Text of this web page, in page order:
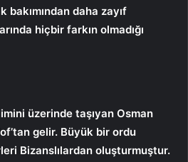
bakımından daha zayıf
hiçbir farkın olmadığı
üzerinde taşıyan Osman
gelir. Büyük bir ordu
Bizanslılardan oluşturmuştur.